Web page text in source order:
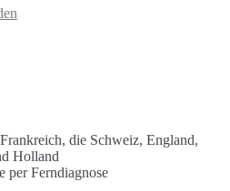
die Schweiz, England,
Holland
per Ferndiagnose